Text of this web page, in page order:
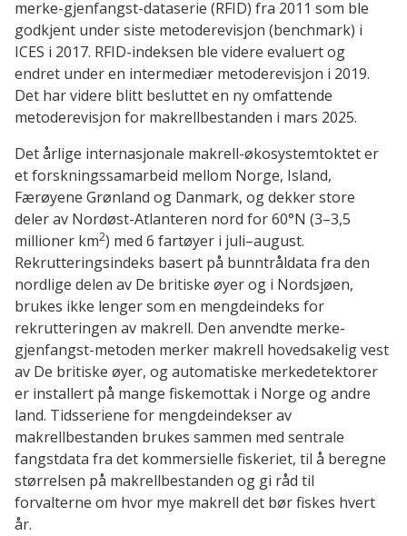
merke-gjenfangst-dataserie (RFID) fra 2011 som ble
godkjent under siste metoderevisjon (benchmark) i
ICES i 2017. RFID-indeksen ble videre evaluert og
endret under en intermediær metoderevisjon i 2019.
Det har videre blitt besluttet en ny omfattende
metoderevisjon for makrellbestanden i mars 2025.
Det årlige internasjonale makrell-økosystemtoktet er
et forskningssamarbeid mellom Norge, Island,
Færøyene Grønland og Danmark, og dekker store
deler av Nordøst-Atlanteren nord for 60°N (3–3,5
millioner km2) med 6 fartøyer i juli–august.
Rekrutteringsindeks basert på bunntråldata fra den
nordlige delen av De britiske øyer og i Nordsjøen,
brukes ikke lenger som en mengdeindeks for
rekrutteringen av makrell. Den anvendte merke-
gjenfangst-metoden merker makrell hovedsakelig vest
av De britiske øyer, og automatiske merkedetektorer
er installert på mange fiskemottak i Norge og andre
land. Tidsseriene for mengdeindekser av
makrellbestanden brukes sammen med sentrale
fangstdata fra det kommersielle fiskeriet, til å beregne
størrelsen på makrellbestanden og gi råd til
forvalterne om hvor mye makrell det bør fiskes hvert
år.